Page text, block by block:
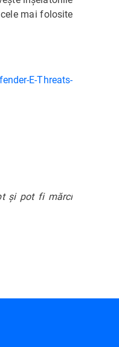
mai folosite
E-Threats-
şi pot fi mărci